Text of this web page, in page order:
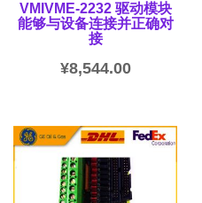
VMIVME-2232 驱动模块
能够与设备连接并正确对
接
¥8,544.00